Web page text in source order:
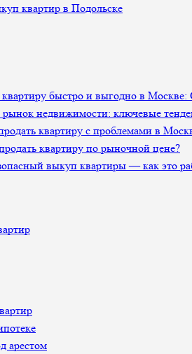
квартир в Подольске
квартиру быстро и выгодно в Москве:
недвижимости: ключевые
квартиру с проблемами в
квартиру по рыночной цене?
выкуп квартиры — как это
арестом